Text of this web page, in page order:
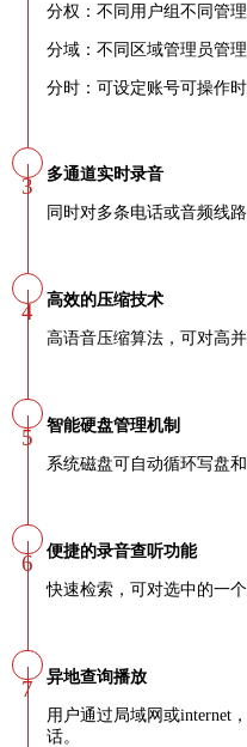
分权：不同用户组不同管理
分域：不同区域管理员管理
分时：可设定账号可操作时
3 多通道实时录音
同时对多条电话或音频线
4 高效的压缩技术
高语音压缩算法，可对高
5 智能硬盘管理机制
系统磁盘可自动循环写盘
6 便捷的录音查听功能
快速检索，可对选中的一
7 异地查询播放
用户通过局域网或internet
话。